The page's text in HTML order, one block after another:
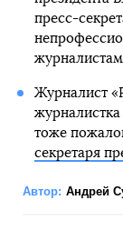
пресс-
Журналист
тоже
секретаря
Автор: Андрей